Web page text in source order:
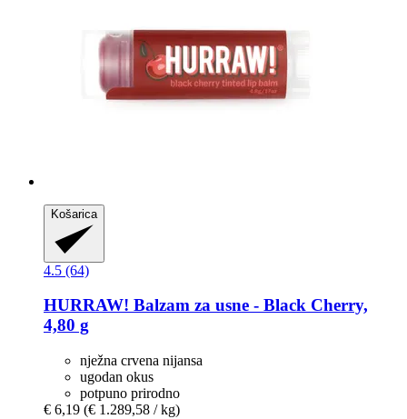
Košarica
4.5 (64)
HURRAW! Balzam za usne -​ Black Cherry,
4,80 g
nježna crvena nijansa
ugodan okus
potpuno prirodno
€ 6,19 (€ 1.289,58 / kg)